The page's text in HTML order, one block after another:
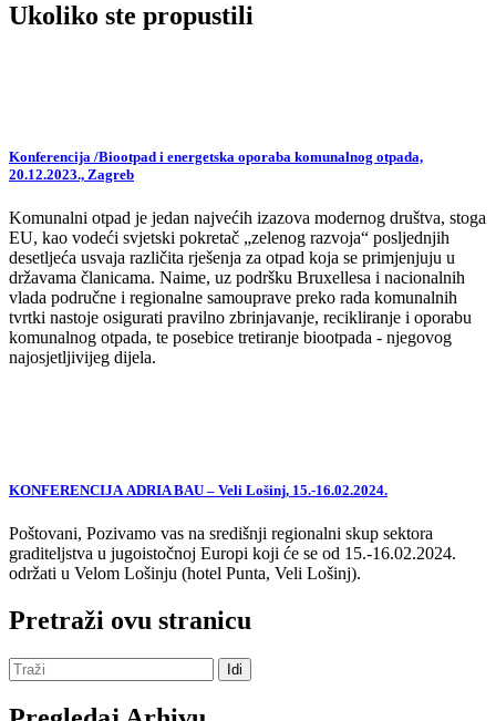
Ukoliko ste propustili
Konferencija /Biootpad i energetska oporaba komunalnog otpada,
20.12.2023., Zagreb
Komunalni otpad je jedan najvećih izazova modernog društva, stoga
EU, kao vodeći svjetski pokretač „zelenog razvoja“ posljednjih
desetljeća usvaja različita rješenja za otpad koja se primjenjuju u
državama članicama. Naime, uz podršku Bruxellesa i nacionalnih
vlada područne i regionalne samouprave preko rada komunalnih
tvrtki nastoje osigurati pravilno zbrinjavanje, recikliranje i oporabu
komunalnog otpada, te posebice tretiranje biootpada - njegovog
najosjetljivijeg dijela.
KONFERENCIJA ADRIA BAU – Veli Lošinj, 15.-16.02.2024.
Poštovani, Pozivamo vas na središnji regionalni skup sektora
graditeljstva u jugoistočnoj Europi koji će se od 15.-16.02.2024.
održati u Velom Lošinju (hotel Punta, Veli Lošinj).
Pretraži ovu stranicu